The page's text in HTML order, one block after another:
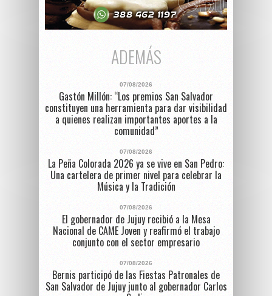
ADEMÁS
07/08/2026
Gastón Millón: “Los premios San Salvador
constituyen una herramienta para dar visibilidad
a quienes realizan importantes aportes a la
comunidad”
07/08/2026
La Peña Colorada 2026 ya se vive en San Pedro:
Una cartelera de primer nivel para celebrar la
Música y la Tradición
07/08/2026
El gobernador de Jujuy recibió a la Mesa
Nacional de CAME Joven y reafirmó el trabajo
conjunto con el sector empresario
07/08/2026
Bernis participó de las Fiestas Patronales de
San Salvador de Jujuy junto al gobernador Carlos